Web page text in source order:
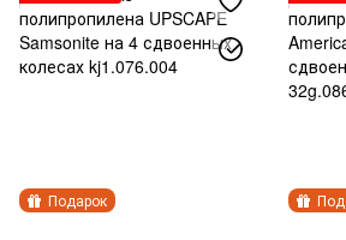
Подарок